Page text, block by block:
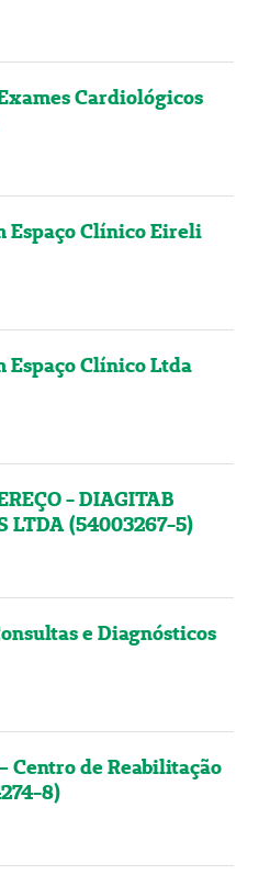
Cardiológicos
Espaço Clínico Eireli
Espaço Clínico Ltda
- DIAGITAB
LTDA (54003267-5)
e Diagnósticos
Centro de Reabilitação
8)